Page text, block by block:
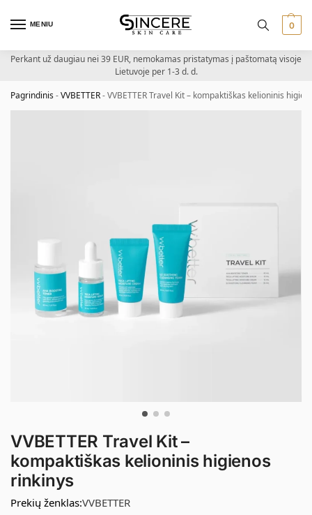
MENIU 0
Perkant už daugiau nei 39 EUR, nemokamas pristatymas į paštomatą visoje
Lietuvoje per 1-3 d. d.
Pagrindinis-VVBETTER-VVBETTER Travel Kit – kompaktiškas kelioninis
VVBETTER Travel Kit –
kompaktiškas kelioninis higienos
rinkinys
Prekių ženklas:VVBETTER